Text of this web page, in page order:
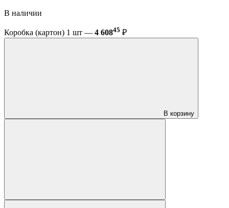
В наличии
Коробка (картон) 1 шт — 4 60845 ₽
В корзину